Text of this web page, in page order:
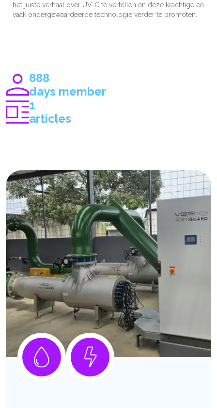
het juiste verhaal over UV-C te vertellen en deze krachtige en
vaak ondergewaardeerde technologie verder te promoten.
888
days member
1
articles